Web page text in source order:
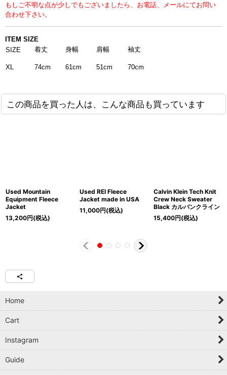
もしご不明な点が少しでもございましたら、お電話、メールにてお問い
合わせ下さい。
ITEM SIZE
SIZE
着丈 身幅 肩幅 袖丈
XL 74cm 61cm 51cm 70cm
この商品を買った人は、こんな商品も買っています
Used Mountain
Equipment Fleece
Jacket
13,200円(税込)
Used REI Fleece
Jacket made in USA
11,000円(税込)
Calvin Klein Tech Knit
Crew Neck Sweater
Black カルバンクライン
15,400円(税込)
Home
Cart
Instagram
Guide